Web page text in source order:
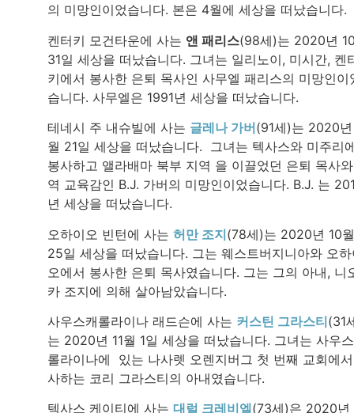
의 미망인이었습니다. 본은 4월에 세상을 떠났습니다.
켄터키 모건타운에 사는 앤 패리스(98세)는 2020년
31일 세상을 떠났습니다. 그녀는 일리노이, 미시간, 켄
키에서 봉사한 은퇴 목사인 사무엘 패리스의 미망인이
습니다. 사무엘은 1991년 세상을 떠났습니다.
테네시 주 내슈빌에 사는 글레나 가버(91세)는 2020
월 21일 세상을 떠났습니다. 그녀는 텍사스와 미주리
봉사하고 앨라배마 북부 지역 을 이끌었던 은퇴 목사
역 교육감인 B.J. 가버의 미망인이었습니다. B.J. 는
년 세상을 떠났습니다.
오하이오 빈턴에 사는 허만 조지(78세)는 2020년 10월
25일 세상을 떠났습니다. 그는 웨스트버지니아와 오
오에서 봉사한 은퇴 목사였습니다. 그는 그의 아내, 니
카 조지에 의해 살아남았습니다.
사우스캐롤라이나 래드슨에 사는 커스틴 그라스티(31
는 2020년 11월 1일 세상을 떠났습니다. 그녀는 사우
롤라이나에 있는 나사렛 오렌지버그 첫 번째 교회에
사하는 코리 그라스티의 아내였습니다.
텍사스 케이티에 사는 대럴 크레비엘(73세)은 2020년